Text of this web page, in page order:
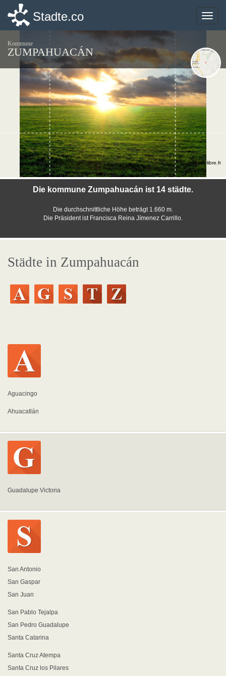
Toggle
Stadte.co
Kommune
ZUMPAHUACÁN
Die kommune Zumpahuacán ist 14 städte.
Die durchschnittliche Höhe beträgt 1.660 m.
Die Präsident ist Francisca Reina Jímenez Carrillo.
©photo-libre.fr
Städte in Zumpahuacán
Aguacingo
Ahuacatlán
Guadalupe Victoria
San Antonio
San Gaspar
San Juan
San Pablo Tejalpa
San Pedro Guadalupe
Santa Catarina
Santa Cruz Atempa
Santa Cruz los Pilares
Toggle
Stadte.co